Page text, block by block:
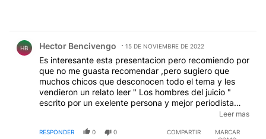
HB Hector Bencivengo 15 DE NOVIEMBRE DE 2022
Es interesante esta presentacion pero recomiendo por
que no me guasta recomendar ,pero sugiero que
muchos chicos que desconocen todo el tema y les
vendieron un relato leer " Los hombres del juicio "
escrito por un exelente persona y mejor periodista
Don Pepe Eliaschev y lugo de ver este video leer el
Tata Yofre para que sepan que el relato es ficticio y
Leer mas
RESPONDER 0 0 COMPARTIR
MARCAR